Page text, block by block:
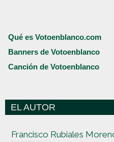
Qué es Votoenblanco.com
Banners de Votoenblanco
Canción de Votoenblanco
EL AUTOR
Francisco Rubiales